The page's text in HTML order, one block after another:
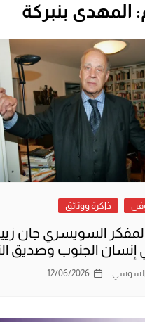
المهدي بنبركة
ذاكرة ووثائق
السويسري جان
إنسان الجنوب وصديق
السوسي 12/06/2026